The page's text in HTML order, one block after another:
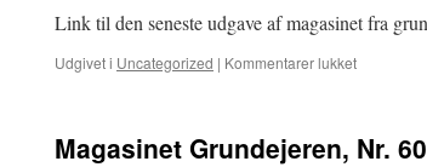
Link til den seneste udgave af magasinet fra
Udgivet i Uncategorized | Kommentarer lukkettil
61
Magasinet Grundejeren, Nr. 60